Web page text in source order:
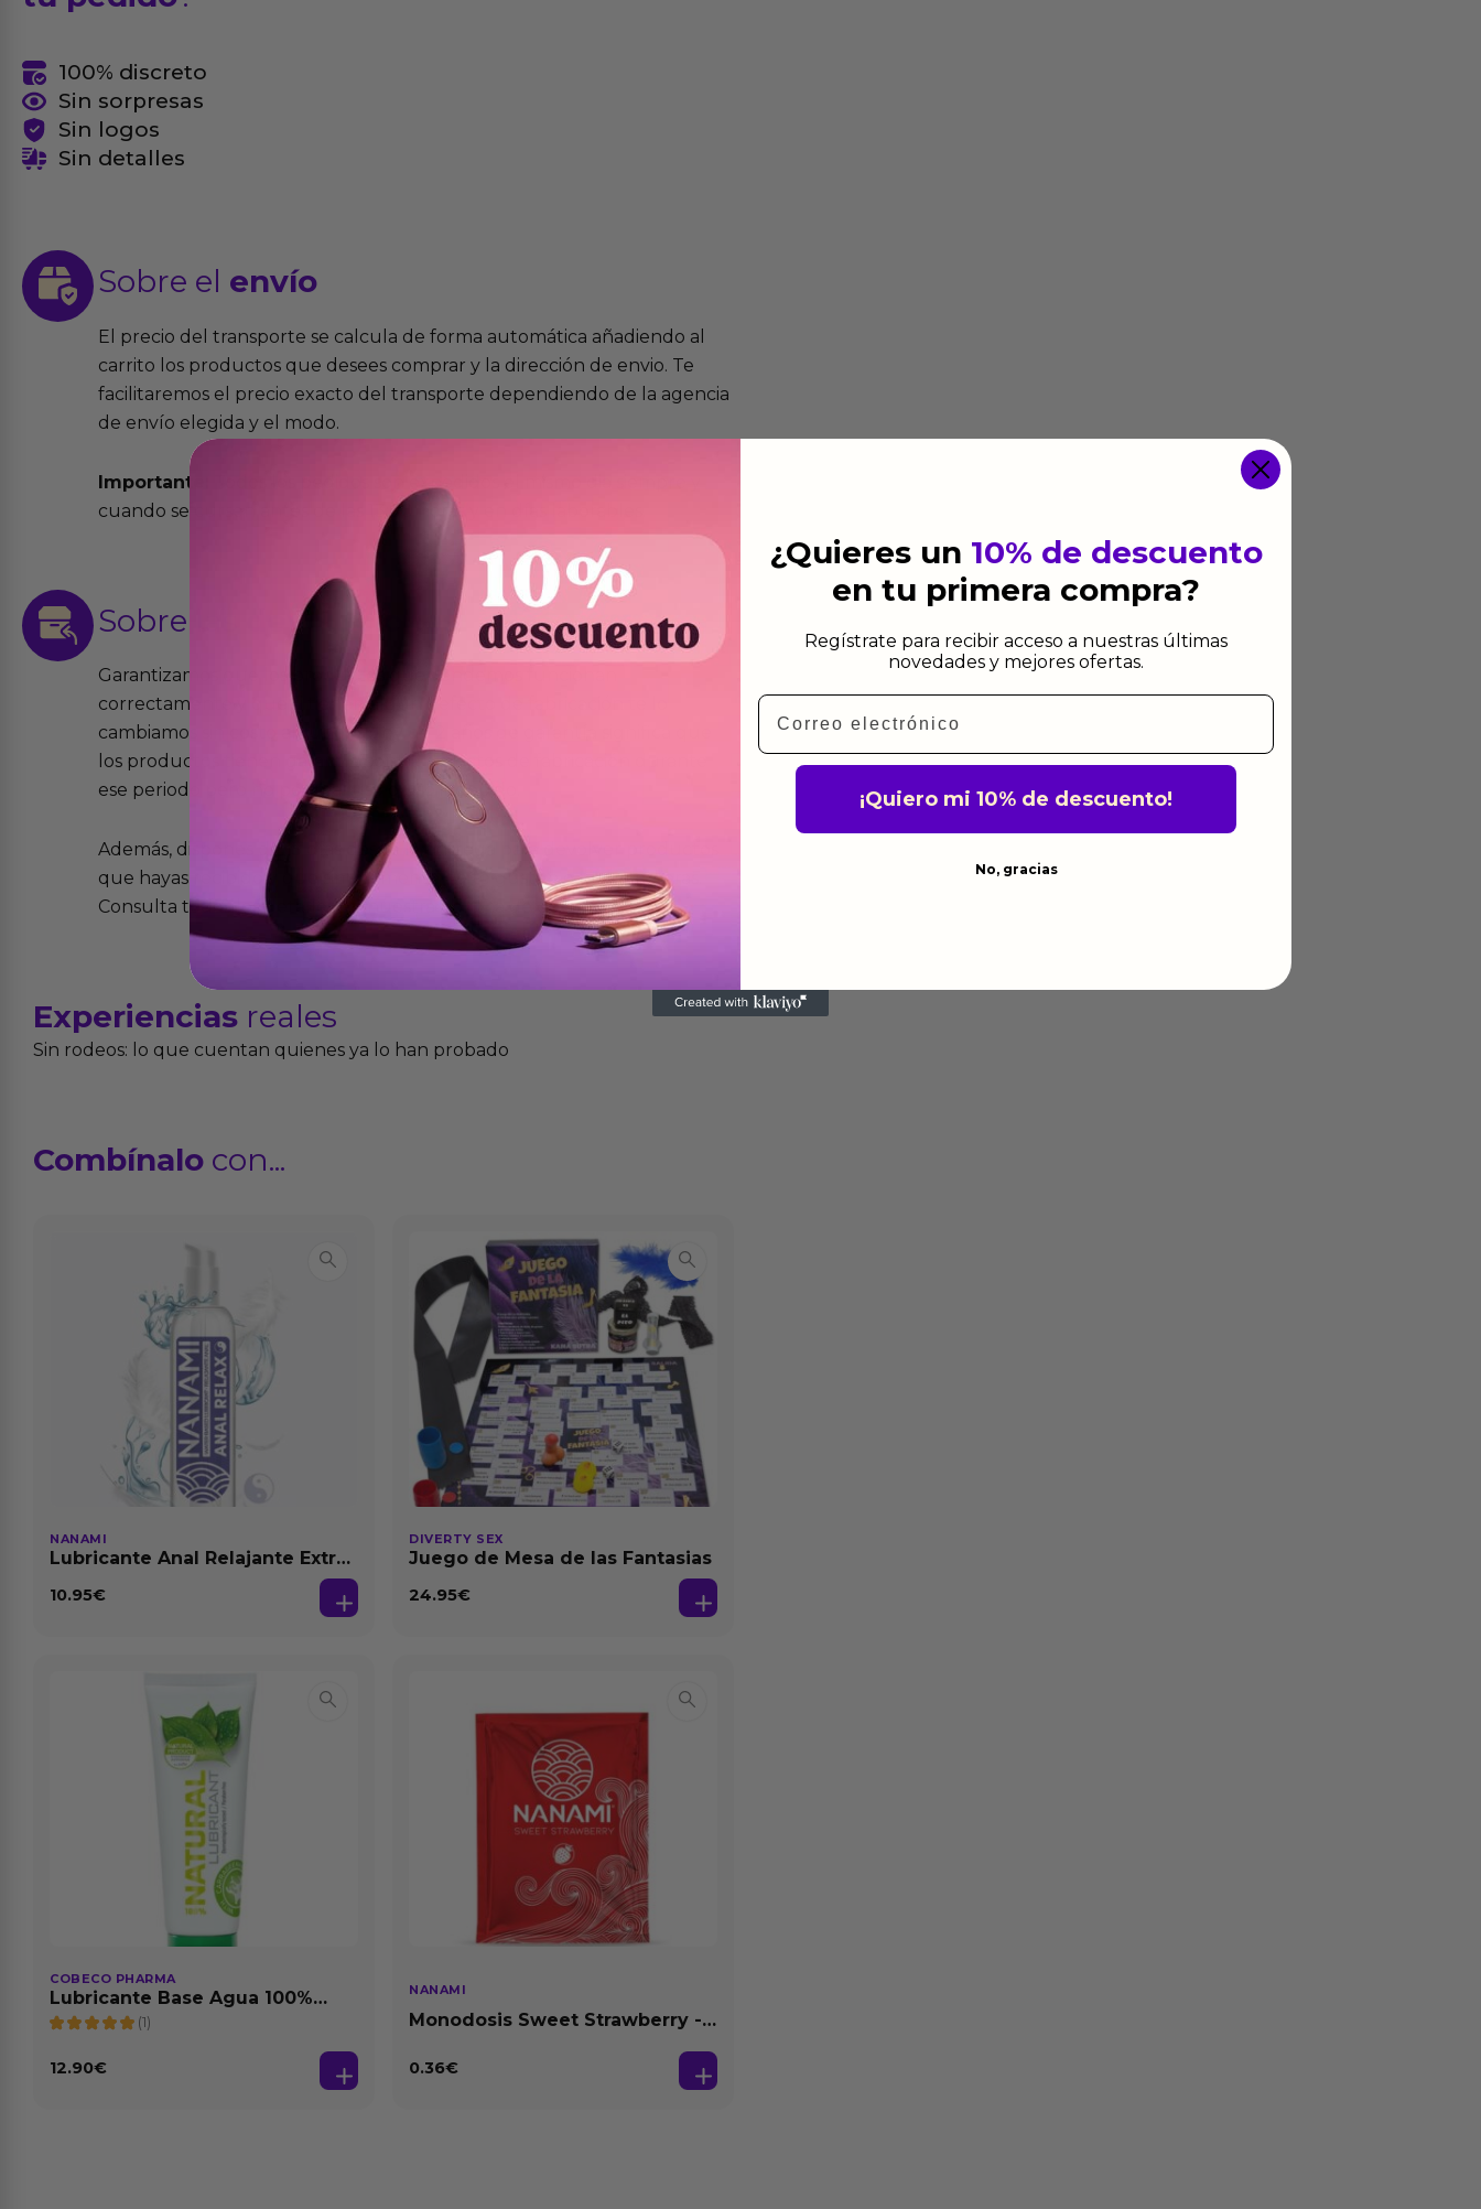
100% discreto
Sin sorpresas
Sin logos
Sin detalles
Sobre el envío
El precio del transporte se calcula de forma automática añadiendo al
carrito los productos que desees comprar y la dirección de envio. Te
facilitaremos el precio exacto del transporte dependiendo de la agencia
de envío elegida y el modo.
Importante:
cuando se cursen antes de las 13:00 horas y en días laborables.
Sobre las devoluciones
Garantizamos que los productos que vendemos funcionan
correctamente y que si tienen algún defecto de fabricación te lo
cambiamos sin costo alguno. La ley de 2 años de garantía significa que
los productos tienen garantía contra defectos de fabricación durante
ese periodo pero no por mal uso o uso indebido.
Además, dispones de 15 días desde la entrega para devolver productos
que hayas recibido y que simplemente no te gusten o no los quieras.
Consulta todos los detalles en nuestra política de devoluciones.
Experiencias reales
Sin rodeos: lo que cuentan quienes ya lo han probado
Combínalo con...
NANAMI
Lubricante Anal Relajante Extra
10.95€
DIVERTY SEX
Juego de Mesa de las Fantasias
24.95€
COBECO PHARMA
Lubricante Base Agua 100%
Natural 125 ml
(1)
12.90€
NANAMI
Monodosis Sweet Strawberry -
0.36€
¿Quieres un 10% de descuento
en tu primera compra?
Regístrate para recibir acceso a nuestras últimas
novedades y mejores ofertas.
Email
¡Quiero mi 10% de descuento!
No, gracias